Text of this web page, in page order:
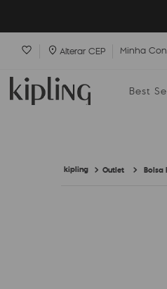
Alterar CEP Minha
Best
Outlet Bolsa